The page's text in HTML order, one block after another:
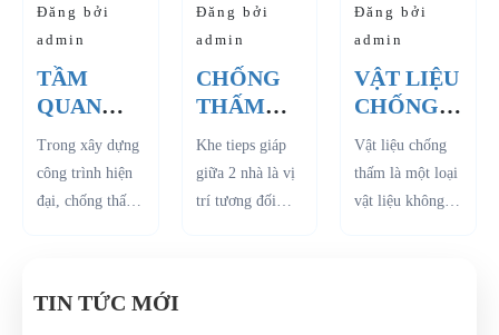
Đăng bởi
admin
TẦM
QUAN
TRỌNG
CỦA VIỆC
CHỐNG
THẤM
TRÌNH
Trong xây dựng
công trình hiện
đại, chống thấm
đúng vật liệu
Đăng bởi
admin
CHỐNG
THẤM
KHE TIẾP
GIÁP -
NGUYÊN
NHÂN VÀ
Khe tieps giáp
giữa 2 nhà là vị
trí tương đối
Đăng bởi
admin
VẬT LIỆU
CHỐNG
THẤM LÀ
GÌ ?
Vật liệu chống
thấm là một loại
vật liệu không
TIN TỨC MỚI